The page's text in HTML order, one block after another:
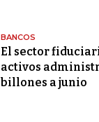
BANCOS
El sector
activos
billones a junio